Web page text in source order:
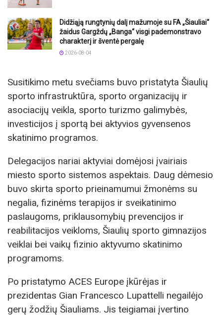
Didžiąją rungtynių dalį mažumoje su FA „Šiauliai“
žaidus Gargždų „Banga“ visgi pademonstravo
charakterį ir šventė pergalę
2026-08-04
Susitikimo metu svečiams buvo pristatyta Šiaulių
sporto infrastruktūra, sporto organizacijų ir
asociacijų veikla, sporto turizmo galimybės,
investicijos į sportą bei aktyvios gyvensenos
skatinimo programos.
Delegacijos nariai aktyviai domėjosi įvairiais
miesto sporto sistemos aspektais. Daug dėmesio
buvo skirta sporto prieinamumui žmonėms su
negalia, fizinėms terapijos ir sveikatinimo
paslaugoms, priklausomybių prevencijos ir
reabilitacijos veikloms, Šiaulių sporto gimnazijos
veiklai bei vaikų fizinio aktyvumo skatinimo
programoms.
Po pristatymo ACES Europe įkūrėjas ir
prezidentas Gian Francesco Lupattelli negailėjo
gerų žodžių Šiauliams. Jis teigiamai įvertino